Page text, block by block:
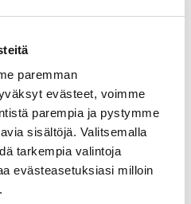
paremman
evästeet, voimme
parempia ja pystymme
sisältöjä. Valitsemalla
tarkempia valintoja
evästeasetuksiasi milloin
Tällä
tuotteella